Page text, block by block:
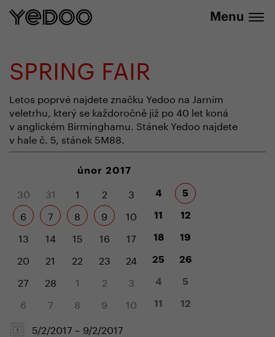
Menu
SPRING FAIR
Letos poprvé najdete značku Yedoo na Jarním
veletrhu, který se každoročně již po 40 let koná
v anglickém Birminghamu. Stánek Yedoo najdete
v hale č. 5, stánek 5M88.
únor 2017
30 31 1 2 3 4 5
6 7 8 9 10 11 12
13 14 15 16 17 18 19
20 21 22 23 24 25 26
27 28 1 2 3 4 5
6 7 8 9 10 11 12
5/2/2017 – 9/2/2017